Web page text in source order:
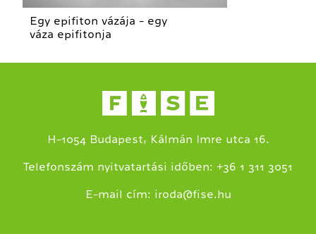
Egy epifiton vázája - egy
váza epifitonja
H-1054 Budapest, Kálmán Imre utca 16.
Telefonszám nyitvatartási időben: +36 1 311 3051
E-mail cím: iroda@fise.hu